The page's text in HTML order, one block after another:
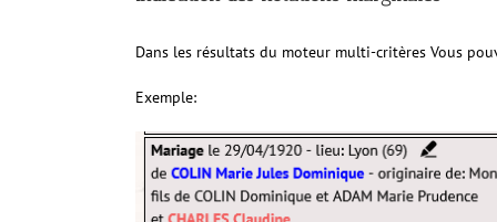
Dans les résultats du moteur multi-critères Vous
Exemple: